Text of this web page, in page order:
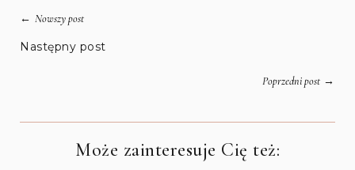
←Nowszy post
Następny post
Poprzedni post→
Może zainteresuje Cię też: